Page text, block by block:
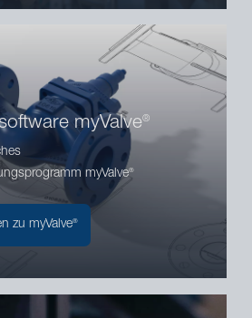
myValve®
myValve®
zu myValve®